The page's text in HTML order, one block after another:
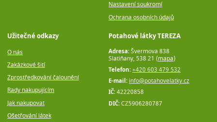
Potahové látky TEREZA
Adresa: Švermova 838
Slatiňany, 538 21 (mapa)
Telefon: +420 603 479 532
E-mail: info@potahovelatky.cz
IČ: 42220858
DIČ: CZ5906280787
Nastavení soukromí
Ochrana osobních údajů
Užitečné odkazy
O nás
Zakázkové šití
Zprostředkování čalounění
Rady nakupujícím
Jak nakupovat
Ošetřování látek